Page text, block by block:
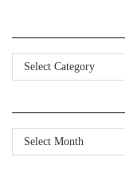
Kategorier
Arkiv